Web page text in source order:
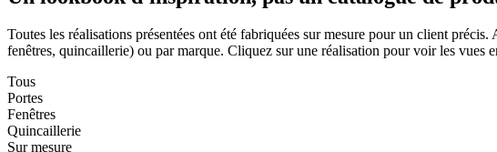
Toutes les réalisations présentées ont été fabriquées sur mesure pour un client
fenêtres, quincaillerie) ou par marque. Cliquez sur une réalisation pour voir les vues
Tous
Portes
Fenêtres
Quincaillerie
Sur mesure